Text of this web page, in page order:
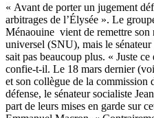
« Avant de porter un jugement
arbitrages de l’Élysée ». Le
Ménaouine vient de remettre
universel (SNU), mais le
sait pas beaucoup plus. « Juste
confie-t-il. Le 18 mars dernier
et son collègue de la commission
défense, le sénateur socialiste
part de leurs mises en garde sur